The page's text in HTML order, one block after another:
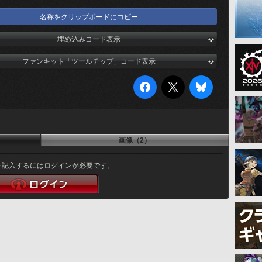
名称をクリップボードにコピー
埋め込みコード表示
ファンキット「ツールチップ」コード表示
画像（2）
入するにはログインが必要です。